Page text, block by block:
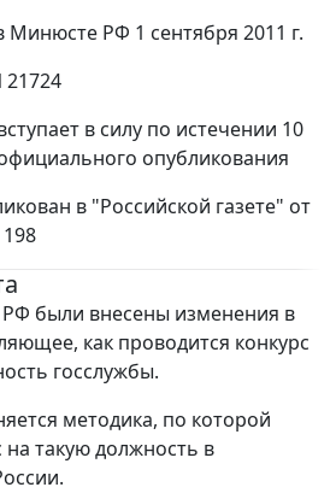
Минюсте РФ 1 сентября 2011 г.
21724
в силу по истечении 10
опубликования
в "Российской газете" от
были внесены изменения в
как проводится конкурс
госслужбы.
методика, по которой
на такую должность в